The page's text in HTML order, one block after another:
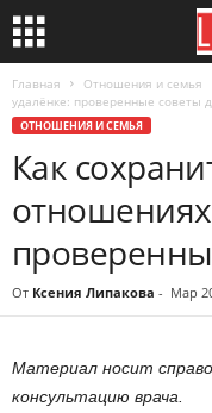
Главная Отношения и семья
удалёнке: проверенные советы
ОТНОШЕНИЯ И СЕМЬЯ
Как
От Ксения Липакова - Мар
Материал носит
консультацию врача.